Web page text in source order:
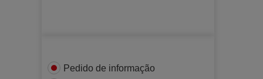
Pedido de informação